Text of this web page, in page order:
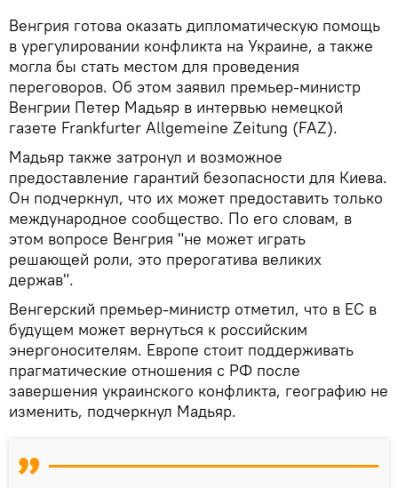
Венгрия готова оказать дипломатическую помощь
в урегулировании конфликта на Украине, а также
могла бы стать местом для проведения
переговоров. Об этом заявил премьер-министр
Венгрии Петер Мадьяр в интервью немецкой
газете Frankfurter Allgemeine Zeitung (FAZ).
Мадьяр также затронул и возможное
предоставление гарантий безопасности для Киева.
Он подчеркнул, что их может предоставить только
международное сообщество. По его словам, в
этом вопросе Венгрия "не может играть
решающей роли, это прерогатива великих
держав".
Венгерский премьер-министр отметил, что в ЕС в
будущем может вернуться к российским
энергоносителям. Европе стоит поддерживать
прагматические отношения с РФ после
завершения украинского конфликта, географию не
изменить, подчеркнул Мадьяр.